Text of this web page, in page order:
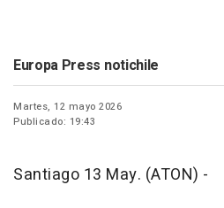
Europa Press notichile
Martes, 12 mayo 2026
Publicado: 19:43
Santiago 13 May. (ATON) -